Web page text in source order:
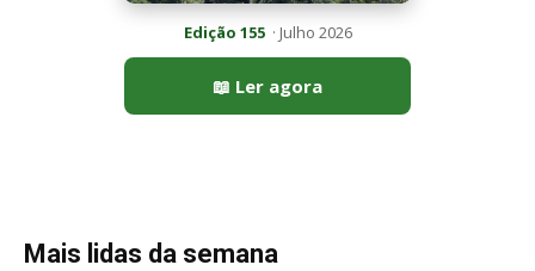
Edição 155· Julho 2026
📖 Ler agora
Mais lidas da semana